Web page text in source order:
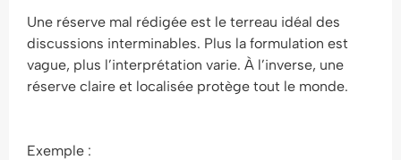
Une réserve mal rédigée est le terreau idéal des
discussions interminables. Plus la formulation est
vague, plus l’interprétation varie. À l’inverse, une
réserve claire et localisée protège tout le monde.
Exemple :